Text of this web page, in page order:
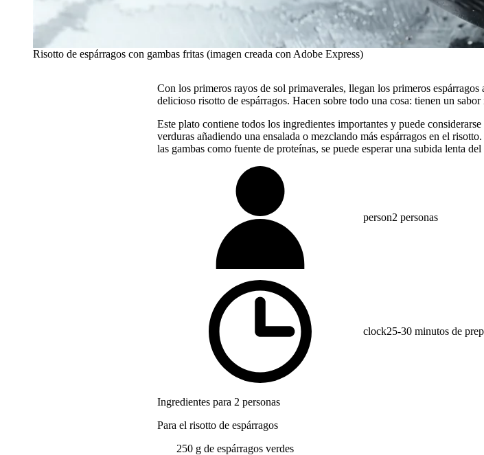
Risotto de espárragos con gambas fritas (imagen creada con Adobe Express)
Con los primeros rayos de sol primaverales, llegan los primeros
delicioso risotto de espárragos. Hacen sobre todo una cosa: tienen un
Este plato contiene todos los ingredientes importantes y puede
verduras añadiendo una ensalada o mezclando más espárragos en el
las gambas como fuente de proteínas, se puede esperar una subida lenta del
person2 personas
clock25-30 minutos de
Ingredientes para 2 personas
Para el risotto de espárragos
250 g de espárragos verdes